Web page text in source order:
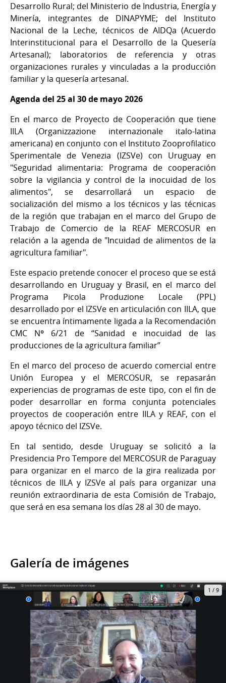
Desarrollo Rural; del Ministerio de Industria, Energía y
Minería, integrantes de DINAPYME; del Instituto
Nacional de la Leche, técnicos de AIDQa (Acuerdo
Interinstitucional para el Desarrollo de la Quesería
Artesanal); laboratorios de referencia y otras
organizaciones rurales y vinculadas a la producción
familiar y la quesería artesanal.
Agenda del 25 al 30 de mayo 2026
En el marco de Proyecto de Cooperación que tiene
IILA (Organizzazione internazionale italo-latina
americana) en conjunto con el Instituto Zooprofilatico
Sperimentale de Venezia (IZSVe) con Uruguay en
"Seguridad alimentaria: Programa de cooperación
sobre la vigilancia y control de la inocuidad de los
alimentos", se desarrollará un espacio de
socialización del mismo a los técnicos y las técnicas
de la región que trabajan en el marco del Grupo de
Trabajo de Comercio de la REAF MERCOSUR en
relación a la agenda de "Incuidad de alimentos de la
agricultura familiar".
Este espacio pretende conocer el proceso que se está
desarrollando en Uruguay y Brasil, en el marco del
Programa Picola Produzione Locale (PPL)
desarrollado por el IZSVe en articulación con IILA, que
se encuentra íntimamente ligada a la Recomendación
CMC Nº 6/21 de “Sanidad e inocuidad de las
producciones de la agricultura familiar”
En el marco del proceso de acuerdo comercial entre
Unión Europea y el MERCOSUR, se repasarán
experiencias de programas de este tipo, con el fin de
poder desarrollar en forma conjunta potenciales
proyectos de cooperación entre IILA y REAF, con el
apoyo técnico del IZSVe.
En tal sentido, desde Uruguay se solicitó a la
Presidencia Pro Tempore del MERCOSUR de Paraguay
para organizar en el marco de la gira realizada por
técnicos de IILA y IZSVe al país para organizar una
reunión extraordinaria de esta Comisión de Trabajo,
que será en esa semana los días 28 al 30 de mayo.
Galería de imágenes
1 / 9